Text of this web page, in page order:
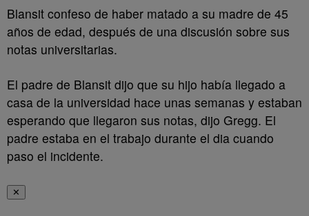
Blansit confeso de haber matado a su madre de 45
años de edad, después de una discusión sobre sus
notas universitarias.
El padre de Blansit dijo que su hijo había llegado a
casa de la universidad hace unas semanas y estaban
esperando que llegaron sus notas, dijo Gregg. El
padre estaba en el trabajo durante el dia cuando
paso el incidente.
✕